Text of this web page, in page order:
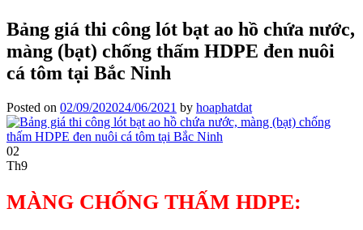
Bảng giá thi công lót bạt ao hồ chứa nước,
màng (bạt) chống thấm HDPE đen nuôi
cá tôm tại Bắc Ninh
Posted on 02/09/202024/06/2021 by hoaphatdat
02
Th9
MÀNG CHỐNG THẤM HDPE: